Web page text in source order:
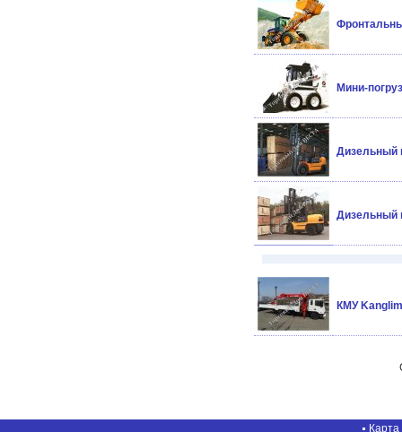
Мини-
Дизельный
Дизельный
КМУ
Карта